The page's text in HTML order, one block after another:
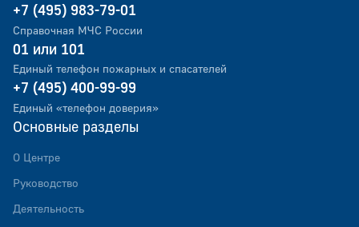
+7 (495) 983-79-01
Справочная МЧС России
01 или 101
Единый телефон пожарных и спасателей
+7 (495) 400-99-99
Единый «телефон доверия»
Основные разделы
О Центре
Руководство
Деятельность